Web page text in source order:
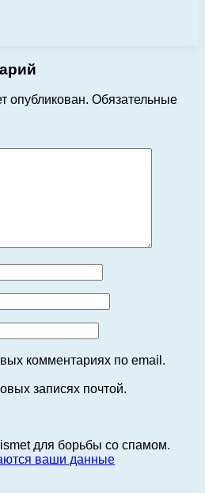
опубликован. Обязательные
комментариях по email.
записях почтой.
для борьбы со спамом.
ваши данные